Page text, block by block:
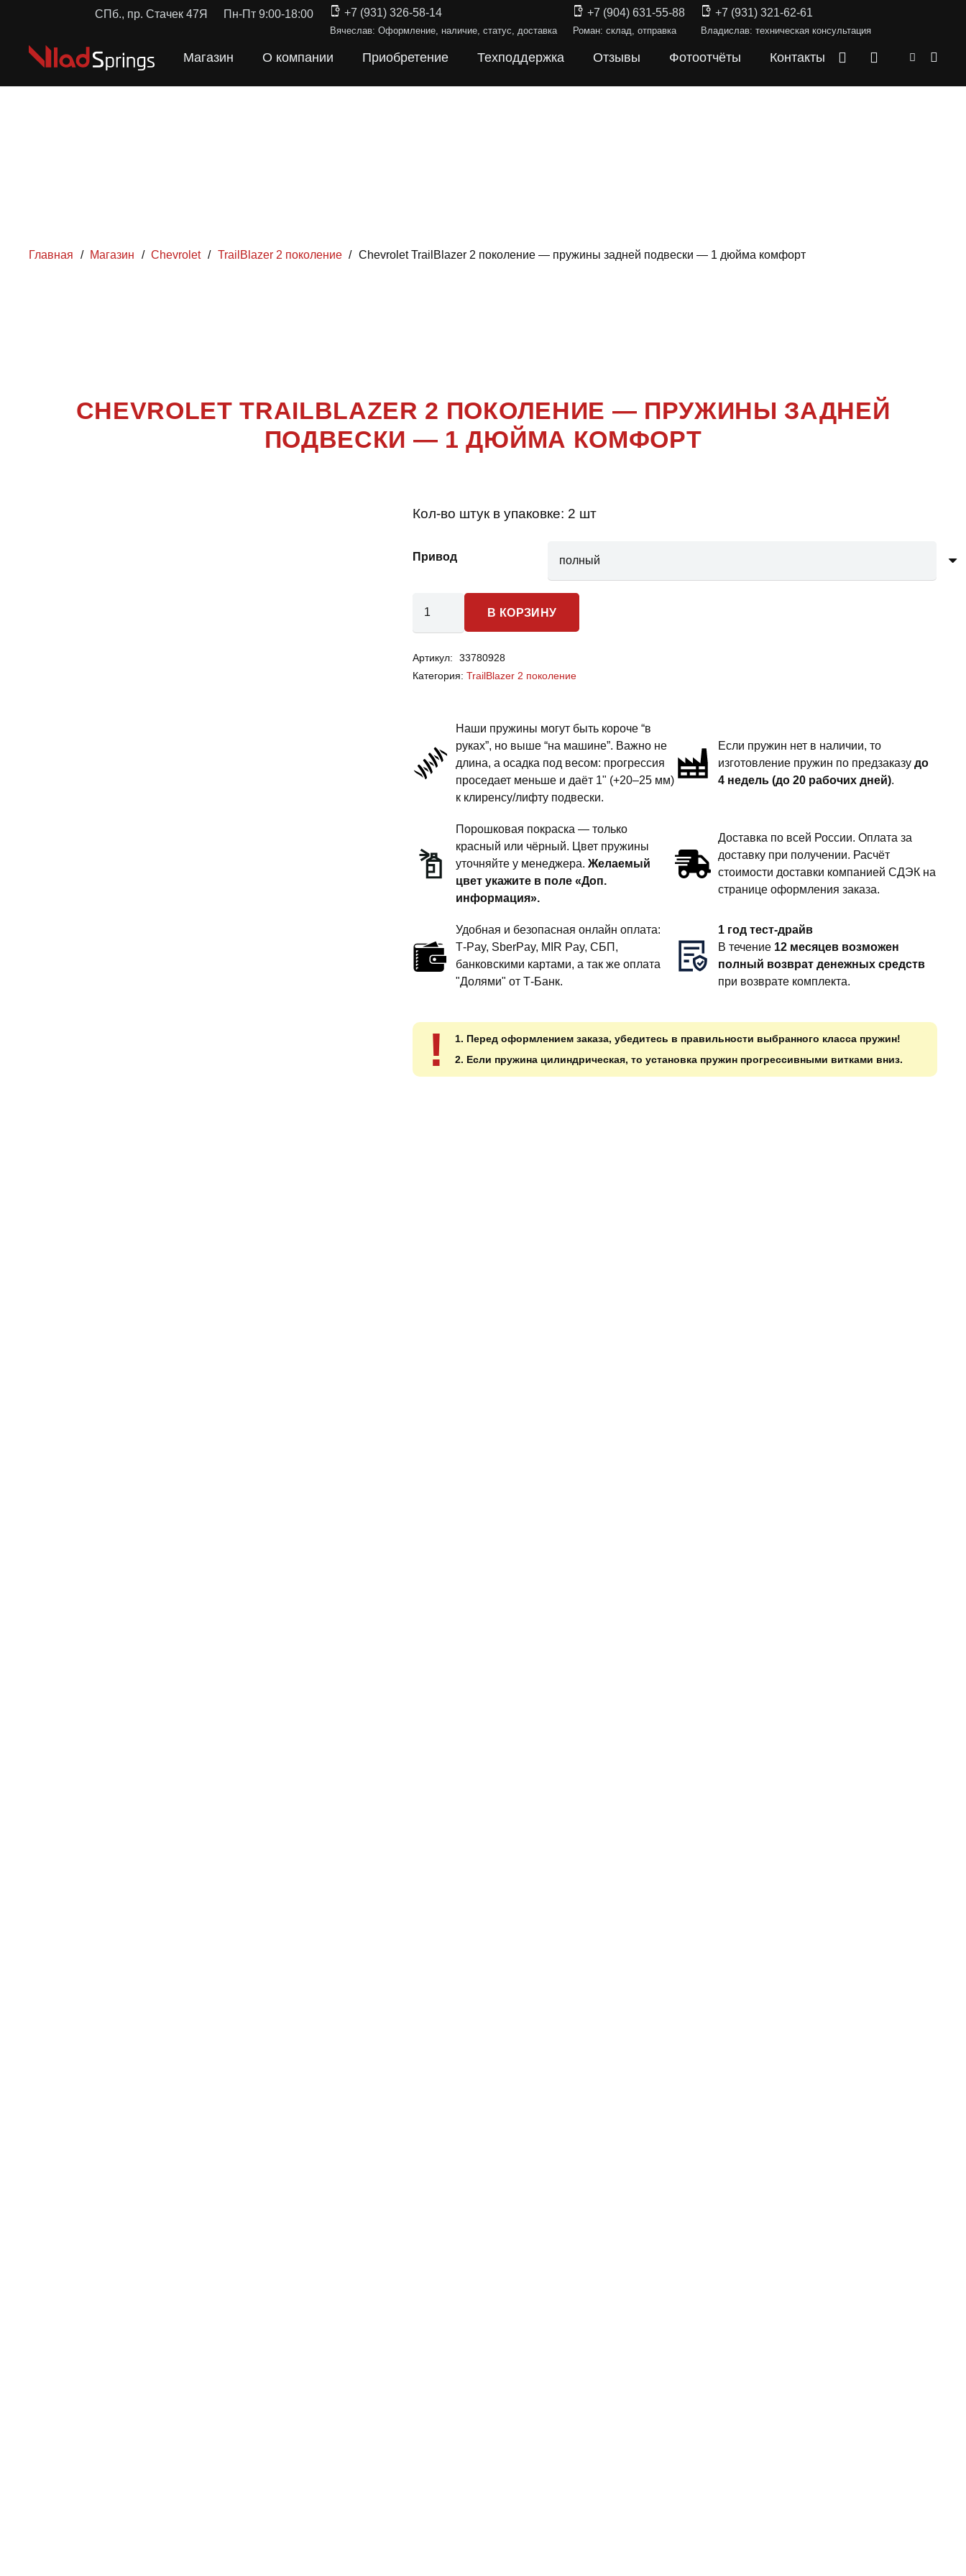
СПб., пр. Стачек 47Я Пн-Пт 9:00-18:00 +7 (931) 326-58-14
Вячеслав: Оформление, наличие, статус, доставка
+7 (904) 631-55-88
Роман: склад, отправка
+7 (931) 321-62-61
Владислав: техническая консультация
Магазин О компании Приобретение Техподдержка Отзывы Фотоотчёты Контакты
Главная / Магазин / Chevrolet / TrailBlazer 2 поколение / Chevrolet TrailBlazer 2 поколение — пружины задней подвески — 1 дюйма комфорт
TRAILBLAZER 2 ПОКОЛЕНИЕ
CHEVROLET TRAILBLAZER 2 ПОКОЛЕНИЕ — ПРУЖИНЫ ЗАДНЕЙ
ПОДВЕСКИ — 1 ДЮЙМА КОМФОРТ
Кол-во штук в упаковке: 2 шт
Привод
TrailBlazer
2
пружины
задней
подвески
комфорт
В КОРЗИНУ
Артикул:
33780928
Категория:TrailBlazer 2 поколение
Наши пружины могут быть короче “в
руках”, но выше “на машине”. Важно не
длина, а осадка под весом: прогрессия
проседает меньше и даёт 1" (+20–25 мм)
к клиренсу/лифту подвески.
Если пружин нет в наличии, то
изготовление пружин по предзаказудо
4 недель (до 20 рабочих дней).
Порошковая покраска — только
красный или чёрный. Цвет пружины
уточняйте у менеджера.Желаемый
цвет укажите в поле «Доп.
информация».
Доставка по всей России. Оплата за
доставку при получении. Расчёт
стоимости доставки компанией СДЭК на
странице оформления заказа.
Удобная и безопасная онлайн оплата:
T‑Pay, SberPay, MIR Pay, СБП,
банковскими картами, а так же оплата
"Долями" от Т-Банк.
1 год тест-драйв
В течение 12 месяцев возможен
полный возврат денежных средств
при возврате комплекта.
!
1. Перед оформлением заказа, убедитесь в правильности выбранного класса пружин!
2. Если пружина цилиндрическая, то установка пружин прогрессивными витками вниз.